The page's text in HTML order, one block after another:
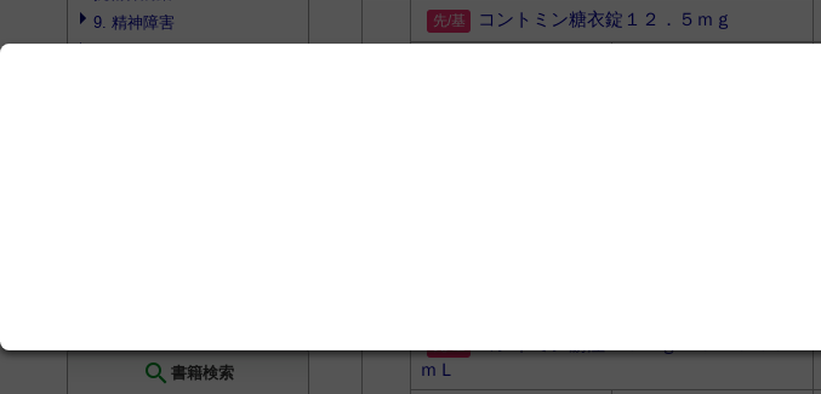
9. 精神障害
search 書籍検索
コントミン糖衣錠１２．５ｍｇ
ｍＬ